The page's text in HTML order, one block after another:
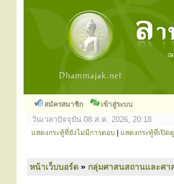
สมัครสมาชิก เข้าสู่ระบบ
วันเวลาปัจจุบัน 08 ส.ค. 2026, 20:18
แสดงกระทู้ที่ยังไม่มีการตอบ แสดงกระทู้ที่เปิด
หน้าเว็บบอร์ด » กลุ่มศาสนสถานและศา